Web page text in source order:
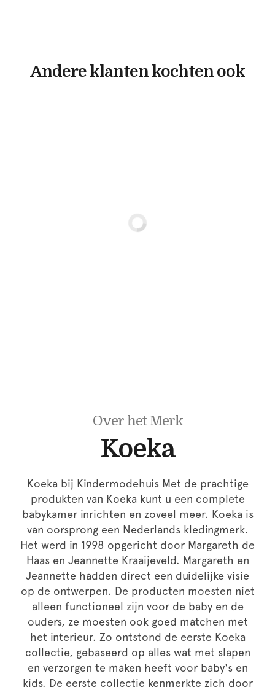
Andere klanten kochten ook
Over het Merk
Koeka
Koeka bij Kindermodehuis Met de prachtige
produkten van Koeka kunt u een complete
babykamer inrichten en zoveel meer. Koeka is
van oorsprong een Nederlands kledingmerk.
Het werd in 1998 opgericht door Margareth de
Haas en Jeannette Kraaijeveld. Margareth en
Jeannette hadden direct een duidelijke visie
op de ontwerpen. De producten moesten niet
alleen functioneel zijn voor de baby en de
ouders, ze moesten ook goed matchen met
het interieur. Zo ontstond de eerste Koeka
collectie, gebaseerd op alles wat met slapen
en verzorgen te maken heeft voor baby's en
kids. De eerste collectie kenmerkte zich door